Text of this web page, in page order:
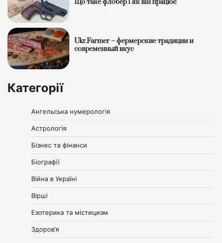
Що таке флобер і як він працює
Ukr.Farmer – фермерские традиции и
современный вкус
Категорії
Ангельська нумерологія
Астрологія
Бізнес та фінанси
Біографії
Війна в Україні
Вірші
Езотерика та містицизм
Здоров’я